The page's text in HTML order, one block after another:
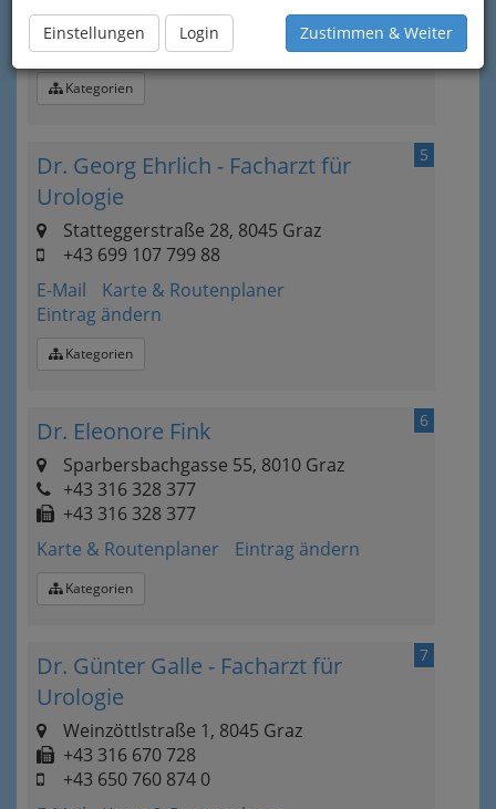
Einstellungen Login Zustimmen & Weiter
+43 316 825 357
Karte & Routenplaner
Eintrag ändern
Kategorien
5
Dr. Georg Ehrlich - Facharzt für
Urologie
Statteggerstraße 28, 8045 Graz
+43 699 107 799 88
E-Mail
Karte & Routenplaner
Eintrag ändern
Kategorien
6
Dr. Eleonore Fink
Sparbersbachgasse 55, 8010 Graz
+43 316 328 377
+43 316 328 377
Karte & Routenplaner
Eintrag ändern
Kategorien
7
Dr. Günter Galle - Facharzt für
Urologie
Weinzöttlstraße 1, 8045 Graz
+43 316 670 728
+43 650 760 874 0